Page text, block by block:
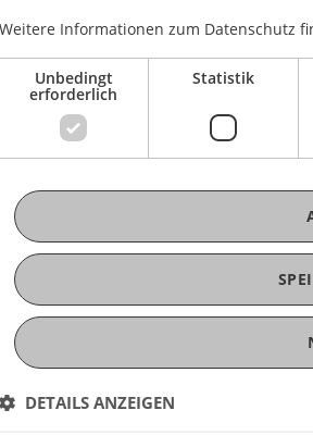
hat, war, wie unsicher viele
entschuldigen sich sofort für ihr
zu sprechen. Das ist ein bisschen
für alle, zu üben.
mischt die Universität
Die grösste Herausforderung ist
auch wegen
Zeit lernt man, sich anzupassen,
zu arbeiten.
Dinge Teil meiner
wurden mir vertraut. Ich
Souvenirladen, eine Dachterrasse,
kann, und meinen
Weitere Informationen zum Datenschutz
Unbedingt
erforderlich
Statistik
DETAILS ANZEIGEN